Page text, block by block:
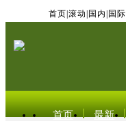
首页 滚动 国内 国际
首页 最新